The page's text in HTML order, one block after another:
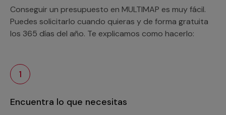
Conseguir un presupuesto en MULTIMAP es muy fácil.
Puedes solicitarlo cuando quieras y de forma gratuita
los 365 días del año. Te explicamos como hacerlo:
1
Encuentra lo que necesitas